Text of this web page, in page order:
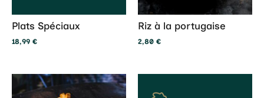
Plats Spéciaux
18,99 €
Riz à la portugaise
2,80 €